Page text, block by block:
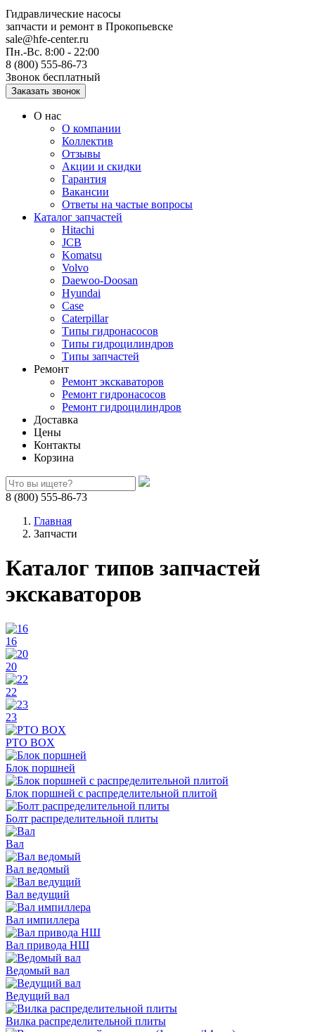
Гидравлические насосы
запчасти и ремонт в Прокопьевске
sale@hfe-center.ru
Пн.-Вс. 8:00 - 22:00
8 (800) 555-86-73
Звонок бесплатный
О нас
О компании
Коллектив
Отзывы
Акции и скидки
Гарантия
Вакансии
Ответы на частые вопросы
Каталог запчастей
Hitachi
JCB
Komatsu
Volvo
Daewoo-Doosan
Hyundai
Case
Caterpillar
Типы гидронасосов
Типы гидроцилиндров
Типы запчастей
Ремонт
Ремонт экскаваторов
Ремонт гидронасосов
Ремонт гидроцилиндров
Доставка
Цены
Контакты
Корзина
8 (800) 555-86-73
Главная
Запчасти
Каталог типов запчастей
экскаваторов
16
20
22
23
PTO BOX
Блок поршней
Блок поршней c распределительной плитой
Болт распределительной плиты
Вал
Вал ведомый
Вал ведущий
Вал импиллера
Вал привода НШ
Ведомый вал
Ведущий вал
Вилка распределительной плиты